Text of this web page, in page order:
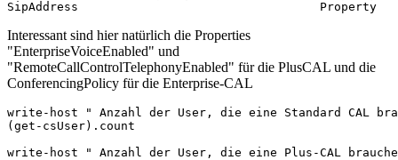
SipAddress                                  Property
Interessant sind hier natürlich die Properties
"EnterpriseVoiceEnabled" und
"RemoteCallControlTelephonyEnabled" für die PlusCAL und die
ConferencingPolicy für die Enterprise-CAL
write-host " Anzahl der User, die eine Standard CAL
(get-csUser).count
write-host " Anzahl der User, die eine Plus-CAL